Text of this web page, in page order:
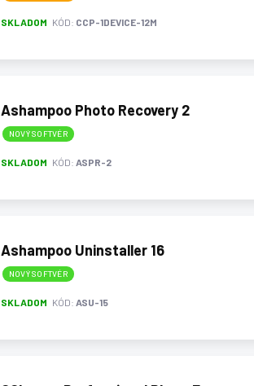
SKLADOM KÓD: CCP-1DEVICE-12M
Ashampoo Photo Recovery 2
NOVÝ SOFTVÉR
SKLADOM KÓD: ASPR-2
Ashampoo Uninstaller 16
NOVÝ SOFTVÉR
SKLADOM KÓD: ASU-15